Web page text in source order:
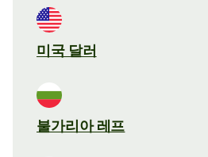
미국 달러
불가리아 레프